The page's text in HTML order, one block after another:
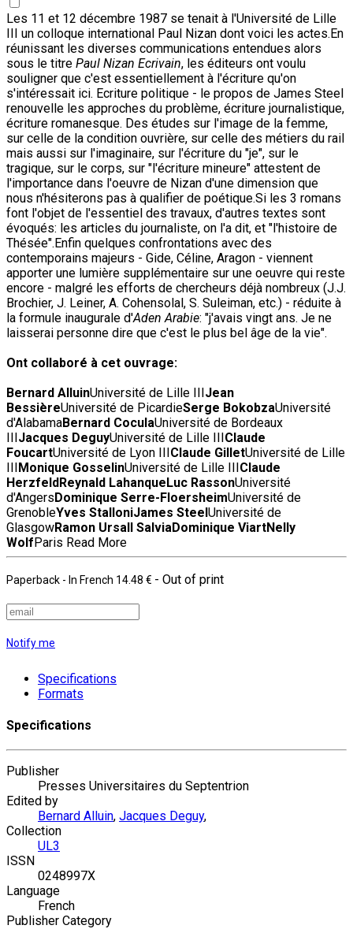
Les 11 et 12 décembre 1987 se tenait à l'Université de Lille
III un colloque international Paul Nizan dont voici les actes.En
réunissant les diverses communications entendues alors
sous le titre Paul Nizan Ecrivain, les éditeurs ont voulu
souligner que c'est essentiellement à l'écriture qu'on
s'intéressait ici. Ecriture politique - le propos de James Steel
renouvelle les approches du problème, écriture journalistique,
écriture romanesque. Des études sur l'image de la femme,
sur celle de la condition ouvrière, sur celle des métiers du rail
mais aussi sur l'imaginaire, sur l'écriture du "je", sur le
tragique, sur le corps, sur "l'écriture mineure" attestent de
l'importance dans l'oeuvre de Nizan d'une dimension que
nous n'hésiterons pas à qualifier de poétique.Si les 3 romans
font l'objet de l'essentiel des travaux, d'autres textes sont
évoqués: les articles du journaliste, on l'a dit, et "l'histoire de
Thésée".Enfin quelques confrontations avec des
contemporains majeurs - Gide, Céline, Aragon - viennent
apporter une lumière supplémentaire sur une oeuvre qui reste
encore - malgré les efforts de chercheurs déjà nombreux (J.J.
Brochier, J. Leiner, A. Cohensolal, S. Suleiman, etc.) - réduite à
la formule inaugurale d'Aden Arabie: "j'avais vingt ans. Je ne
laisserai personne dire que c'est le plus bel âge de la vie".
Ont collaboré à cet ouvrage:
Bernard AlluinUniversité de Lille IIIJean
BessièreUniversité de PicardieSerge BokobzaUniversité
d'AlabamaBernard CoculaUniversité de Bordeaux
IIIJacques DeguyUniversité de Lille IIIClaude
FoucartUniversité de Lyon IIIClaude GilletUniversité de Lille
IIIMonique GosselinUniversité de Lille IIIClaude
HerzfeldReynald LahanqueLuc RassonUniversité
d'AngersDominique Serre-FloersheimUniversité de
GrenobleYves StalloniJames SteelUniversité de
GlasgowRamon Ursall SalviaDominique ViartNelly
WolfParis Read More
Paperback - In French 14.48 € - Out of print
Notify me
Specifications
Formats
Specifications
Publisher
Presses Universitaires du Septentrion
Edited by
Bernard Alluin, Jacques Deguy,
Collection
UL3
ISSN
0248997X
Language
French
Publisher Category